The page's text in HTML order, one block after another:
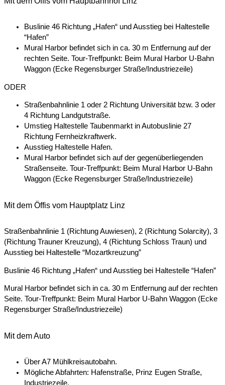
Buslinie 46 Richtung „Hafen“ und Ausstieg bei Haltestelle
“Hafen”
Mural Harbor befindet sich in ca. 30 m Entfernung auf der
rechten Seite. Tour-Treffpunkt: Beim Mural Harbor U-Bahn
Waggon (Ecke Regensburger Straße/Industriezeile)
ODER
Straßenbahnlinie 1 oder 2 Richtung Universität bzw. 3 oder
4 Richtung Landgutstraße.
Umstieg Haltestelle Taubenmarkt in Autobuslinie 27
Richtung Fernheizkraftwerk.
Ausstieg Haltestelle Hafen.
Mural Harbor befindet sich auf der gegenüberliegenden
Straßenseite. Tour-Treffpunkt: Beim Mural Harbor U-Bahn
Waggon (Ecke Regensburger Straße/Industriezeile)
Mit dem Öffis vom Hauptplatz Linz
Straßenbahnlinie 1 (Richtung Auwiesen), 2 (Richtung Solarcity), 3
(Richtung Trauner Kreuzung), 4 (Richtung Schloss Traun) und
Ausstieg bei Haltestelle “Mozartkreuzung”
Buslinie 46 Richtung „Hafen“ und Ausstieg bei Haltestelle “Hafen”
Mural Harbor befindet sich in ca. 30 m Entfernung auf der rechten
Seite. Tour-Treffpunkt: Beim Mural Harbor U-Bahn Waggon (Ecke
Regensburger Straße/Industriezeile)
Mit dem Auto
Über A7 Mühlkreisautobahn.
Mögliche Abfahrten: Hafenstraße, Prinz Eugen Straße,
Industriezeile.